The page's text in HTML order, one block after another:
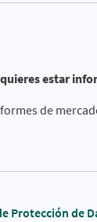
estar
de
Protección de